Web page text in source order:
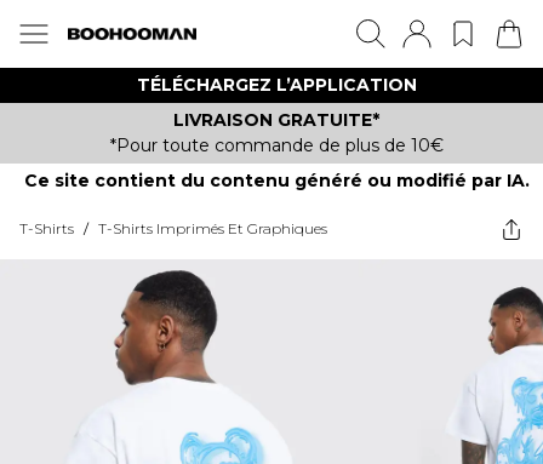
TÉLÉCHARGEZ L’APPLICATION
LIVRAISON GRATUITE*
*Pour toute commande de plus de 10€
Ce site contient du contenu généré ou modifié par IA.
T-Shirts / T-Shirts Imprimés Et Graphiques